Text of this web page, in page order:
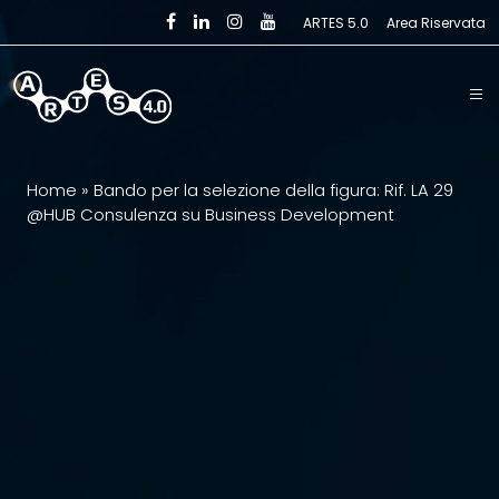
Skip to main content ARTES 5.0 Area Riservata
Home » Bando per la selezione della figura: Rif. LA 29
@HUB Consulenza su Business Development